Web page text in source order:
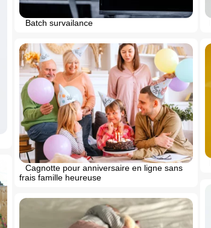
Batch survailance
Cagnotte pour anniversaire en ligne sans
frais famille heureuse